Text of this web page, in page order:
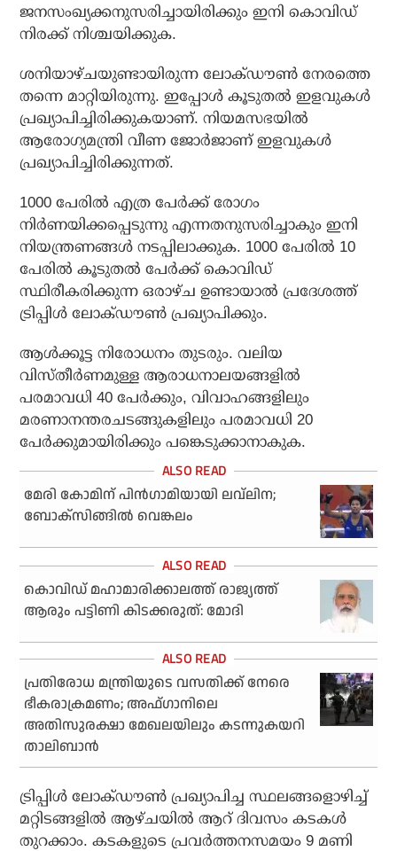
ജനസംഖ്യക്കനുസരിച്ചായിരിക്കും ഇനി കൊവിഡ്
നിരക്ക് നിശ്ചയിക്കുക.
ശനിയാഴ്ചയുണ്ടായിരുന്ന ലോക്ഡൗണ്‍ നേരത്തെ
തന്നെ മാറ്റിയിരുന്നു. ഇപ്പോള്‍ കൂടുതല്‍ ഇളവുകള്‍
പ്രഖ്യാപിച്ചിരിക്കുകയാണ്. നിയമസഭയില്‍
ആരോഗ്യമന്ത്രി വീണ ജോര്‍ജാണ് ഇളവുകള്‍
പ്രഖ്യാപിച്ചിരിക്കുന്നത്.
1000 പേരില്‍ എത്ര പേര്‍ക്ക് രോഗം
നിര്‍ണയിക്കപ്പെടുന്നു എന്നതനുസരിച്ചാകും ഇനി
നിയന്ത്രണങ്ങള്‍ നടപ്പിലാക്കുക. 1000 പേരില്‍ 10
പേരില്‍ കൂടുതല്‍ പേര്‍ക്ക് കൊവിഡ്
സ്ഥിരീകരിക്കുന്ന ഒരാഴ്ച ഉണ്ടായാല്‍ പ്രദേശത്ത്
ട്രിപ്പിള്‍ ലോക്ഡൗണ്‍ പ്രഖ്യാപിക്കും.
ആള്‍ക്കൂട്ട നിരോധനം തുടരും. വലിയ
വിസ്തീര്‍ണമുള്ള ആരാധനാലയങ്ങളില്‍
പരമാവധി 40 പേര്‍ക്കും, വിവാഹങ്ങളിലും
മരണാനന്തരചടങ്ങുകളിലും പരമാവധി 20
പേര്‍ക്കുമായിരിക്കും പങ്കെടുക്കാനാകുക.
മേരി കോമിന് പിന്‍ഗാമിയായി ലവ്‌ലിന;
ബോക്‌സിങ്ങില്‍ വെങ്കലം
കൊവിഡ് മഹാമാരിക്കാലത്ത് രാജ്യത്ത്
ആരും പട്ടിണി കിടക്കരുത്: മോദി
പ്രതിരോധ മന്ത്രിയുടെ വസതിക്ക് നേരെ
ഭീകരാക്രമണം; അഫ്ഗാനിലെ
അതിസുരക്ഷാ മേഖലയിലും കടന്നുകയറി
താലിബാന്‍
ട്രിപ്പിള്‍ ലോക്ഡൗണ്‍ പ്രഖ്യാപിച്ച സ്ഥലങ്ങളൊഴിച്ച്
മറ്റിടങ്ങളില്‍ ആഴ്ചയില്‍ ആറ് ദിവസം കടകള്‍
തുറക്കാം. കടകളുടെ പ്രവര്‍ത്തനസമയം 9 മണി